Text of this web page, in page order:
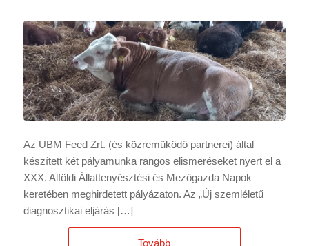
Az UBM Feed Zrt. (és közreműködő partnerei) által
készített két pályamunka rangos elismeréseket nyert el a
XXX. Alföldi Állattenyésztési és Mezőgazda Napok
keretében meghirdetett pályázaton. Az „Új szemléletű
diagnosztikai eljárás […]
Tovább